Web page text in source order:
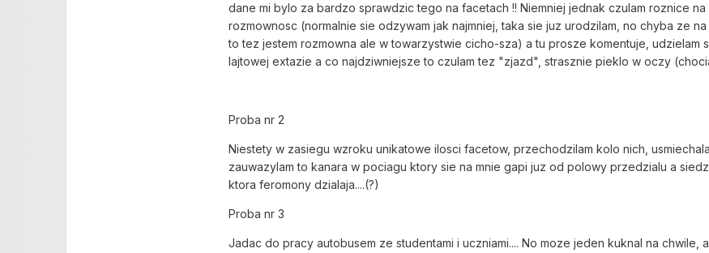
dane mi bylo za bardzo sprawdzic tego na facetach !! Niemniej jednak czulam roznice
rozmownosc (normalnie sie odzywam jak najmniej, taka sie juz urodzilam, no chyba ze
to tez jestem rozmowna ale w towarzystwie cicho-sza) a tu prosze komentuje, udzielam
lajtowej extazie a co najdziwniejsze to czulam tez "zjazd", strasznie pieklo w oczy
Proba nr 2
Niestety w zasiegu wzroku unikatowe ilosci facetow, przechodzilam kolo nich,
zauwazylam to kanara w pociagu ktory sie na mnie gapi juz od polowy przedzialu a
ktora feromony dzialaja....(?)
Proba nr 3
Jadac do pracy autobusem ze studentami i uczniami.... No moze jeden kuknal na